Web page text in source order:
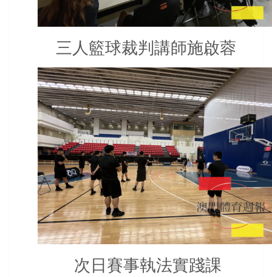
三人籃球裁判講師施啟蓉
次日賽事執法實踐課